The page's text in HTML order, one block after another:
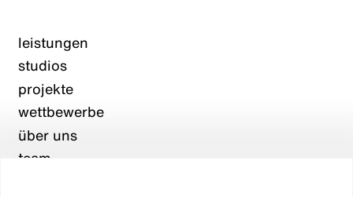
leistungen
studios
projekte
wettbewerbe
über uns
team